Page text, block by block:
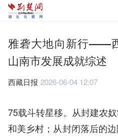
雅砻大地向新行——
山南市发展成就综述
西藏日报 2026-06-04 12:07
75载斗转星移。从封建农
和美乡村；从封闭落后的